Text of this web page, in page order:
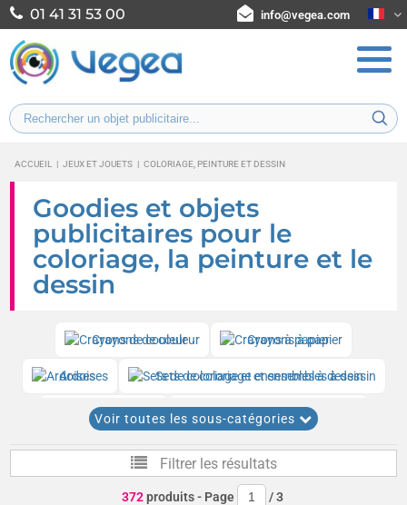
01 41 31 53 00 info@vegea.com
ACCUEIL | JEUX ET JOUETS | COLORIAGE, PEINTURE ET DESSIN
Goodies et objets
publicitaires pour le
coloriage, la peinture et le
dessin
Crayons de couleur Crayons à papier
Ardoises Sets de coloriage et ensembles à dessin
Sacs à colorier Objets à colorier ou peindre
Craies Sets de peinture pour enfants
Livres à colorier
Voir toutes les sous-catégories
Filtrer les résultats
372produits- Page /3